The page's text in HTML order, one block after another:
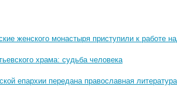
женского монастыря приступили к работе
храма: судьба человека
епархии передана православная